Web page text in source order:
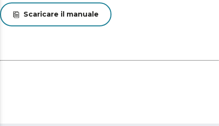
Scaricare il manuale